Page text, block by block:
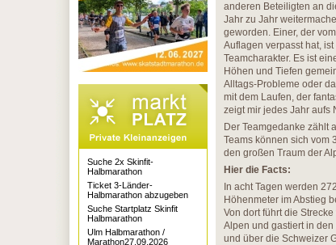
anderen Beteiligten an
Jahr zu Jahr
geworden. Einer, der
Auflagen verpasst hat,
Teamcharakter. Es ist
Höhen und Tiefen
Alltags-Probleme oder
mit dem Laufen, der
zeigt mir jedes Jahr aufs
Der Teamgedanke zählt
Teams können sich vom
den großen Traum der
Hier die Facts:
In acht Tagen werden
Höhenmeter im Abstieg
Von dort führt die
Alpen und gastiert in
und über die Schweizer
Suche 2x Skinfit-
Halbmarathon
Ticket 3-Länder-
Halbmarathon abzugeben
Suche Startplatz Skinfit
Halbmarathon
Ulm Halbmarathon /
Marathon27.09.2026